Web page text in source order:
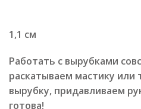
1,1 см
Работать с вырубками
раскатываем мастику или
вырубку, придавливаем
готова!